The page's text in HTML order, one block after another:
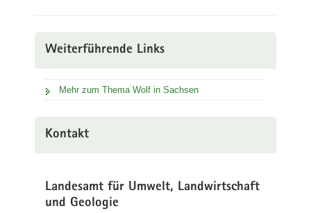
Weiterführende Links
Mehr zum Thema Wolf in Sachsen
Kontakt
Landesamt für Umwelt, Landwirtschaft
und Geologie